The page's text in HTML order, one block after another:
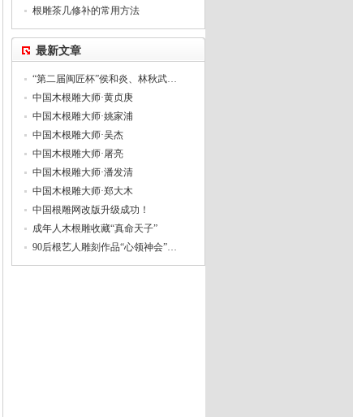
根雕茶几修补的常用方法
最新文章
“第二届闽匠杯”侯和炎、林秋武…
中国木根雕大师·黄贞庚
中国木根雕大师·姚家浦
中国木根雕大师·吴杰
中国木根雕大师·屠亮
中国木根雕大师·潘发清
中国木根雕大师·郑大木
中国根雕网改版升级成功！
成年人木根雕收藏“真命天子”
90后根艺人雕刻作品“心领神会”…